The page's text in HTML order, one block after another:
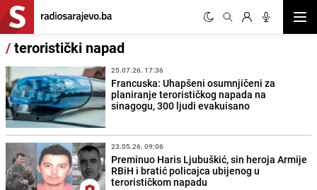
/teroristički napad
25.07.26. 17:36
Francuska: Uhapšeni osumnjičeni za
planiranje terorističkog napada na
sinagogu, 300 ljudi evakuisano
23.05.26. 09:06
Preminuo Haris Ljubuškić, sin heroja Armije
RBiH i bratić policajca ubijenog u
terorističkom napadu